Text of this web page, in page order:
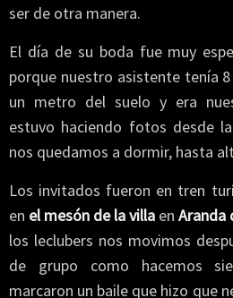
ser de otra manera.
El día de su boda fue muy
porque nuestro asistente tenía
un metro del suelo y era
estuvo haciendo fotos desde
nos quedamos a dormir, hasta
Los invitados fueron en tren
en el mesón de la villa en Aranda
los leclubers nos movimos
de grupo como hacemos
marcaron un baile que hizo que